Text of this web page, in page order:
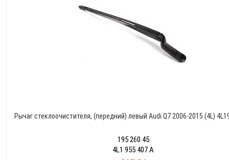
Рычаг стеклоочистителя, (передний) левый Audi Q7 2006-2015 (4L)
195 260 45
4L1 955 407 A